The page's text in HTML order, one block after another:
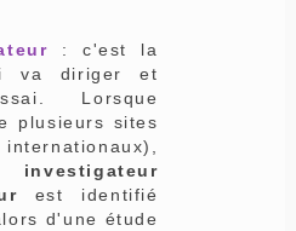
: c'est la
va diriger et
Lorsque
plusieurs sites
investigateur
est identifié
d'une étude